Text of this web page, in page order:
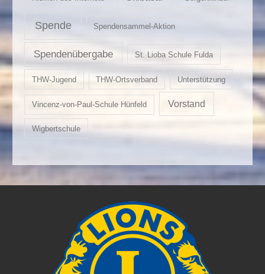
Spende Spendensammel-Aktion
Spendenübergabe St. Lioba Schule Fulda
THW-Jugend THW-Ortsverband Unterstützung
Vincenz-von-Paul-Schule Hünfeld Vorstand
Wigbertschule